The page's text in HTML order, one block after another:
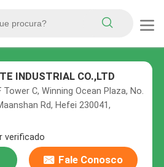
INDUSTRIAL CO.,LTD
Tower C, Winning Ocean Plaza, No.
Rd, Hefei 230041,
verificado
Fale Conosco